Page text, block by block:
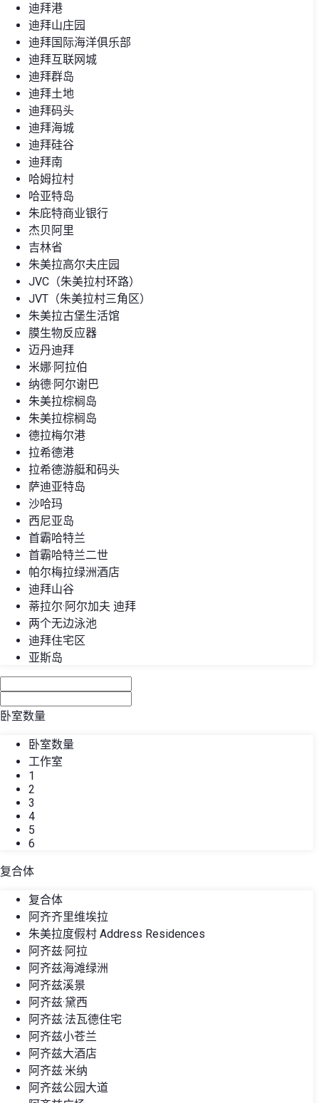
迪拜港
迪拜山庄园
迪拜国际海洋俱乐部
迪拜互联网城
迪拜群岛
迪拜土地
迪拜码头
迪拜海城
迪拜硅谷
迪拜南
哈姆拉村
哈亚特岛
朱庇特商业银行
杰贝阿里
吉林省
朱美拉高尔夫庄园
JVC（朱美拉村环路）
JVT（朱美拉村三角区）
朱美拉古堡生活馆
膜生物反应器
迈丹迪拜
米娜·阿拉伯
纳德·阿尔谢巴
朱美拉棕榈岛
朱美拉棕榈岛
德拉梅尔港
拉希德港
拉希德游艇和码头
萨迪亚特岛
沙哈玛
西尼亚岛
首霸哈特兰
首霸哈特兰二世
帕尔梅拉绿洲酒店
迪拜山谷
蒂拉尔·阿尔加夫 迪拜
两个无边泳池
迪拜住宅区
亚斯岛
卧室数量
卧室数量
工作室
1
2
3
4
5
6
复合体
复合体
阿齐齐里维埃拉
朱美拉度假村 Address Residences
阿齐兹·阿拉
阿齐兹海滩绿洲
阿齐兹溪景
阿齐兹·黛西
阿齐兹·法瓦德住宅
阿齐兹小苍兰
阿齐兹大酒店
阿齐兹·米纳
阿齐兹公园大道